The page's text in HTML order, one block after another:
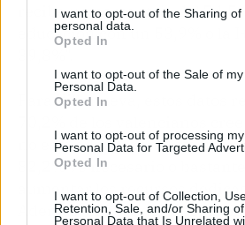
I want to opt-out of the Sharing of
personal data.
Opted In
I want to opt-out of the Sale of my
Personal Data.
Opted In
I want to opt-out of processing my
Personal Data for Targeted
Opted In
I want to opt-out of Collection,
Retention, Sale, and/or Sharing
Personal Data that Is Unrelated
recibe un porcentaje del
educación con un 53,9% o la
Para Villanueva, estos datos
no está adecuadamente
82,2% ve necesario o
aumentar los recursos
Además, el 98% de la